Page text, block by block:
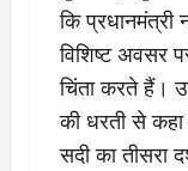
कि प्रधानमंत्री
विशिष्ट अवसर
चिंता करते हैं।
की धरती से कहा
सदी का तीसरा